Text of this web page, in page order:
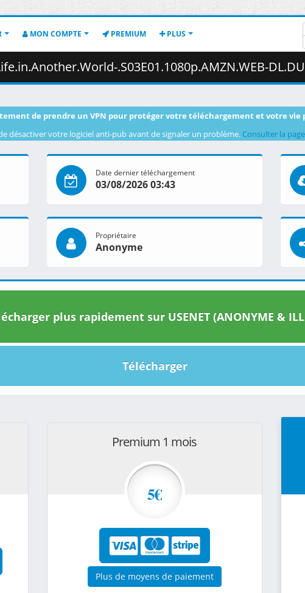
MON COMPTE PREMIUM PLUS
.S03E01.1080p.AMZN.WEB-DL.DUAL.DDP2.0.H.264.MSubs-ToonsHub.mkv.001 (
de prendre un VPN pour protéger votre téléchargement et votre vie
désactiver votre logiciel anti-pub avant de signaler un problème. Consulter la
Date dernier téléchargement
03/08/2026 03:43
Propriétaire
Anonyme
plus rapidement sur USENET (ANONYME &
Télécharger
Premium 1 mois
5€
Plus de moyens de paiement